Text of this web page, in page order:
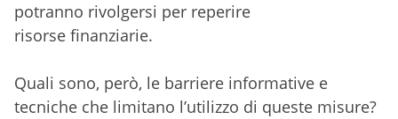
potranno rivolgersi per reperire
risorse finanziarie.
Quali sono, però, le barriere informative e
tecniche che limitano l’utilizzo di queste misure?